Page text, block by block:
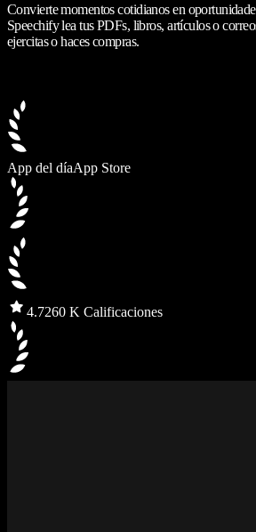
Convierte momentos cotidianos en
Speechify lea tus PDFs, libros, artículos o
ejercitas o haces compras.
App del díaApp Store
4.7260 K Calificaciones